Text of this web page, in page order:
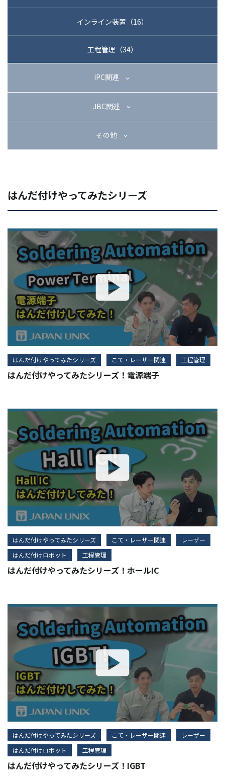
インライン装置（16）
工程管理（34）
IPC関連
JBC関連
その他
はんだ付けやってみたシリーズ
はんだ付けやってみたシリーズ こて・レーザー関連 工程管理
はんだ付けやってみたシリーズ！電源端子
はんだ付けやってみたシリーズ こて・レーザー関連
レーザー
はんだ付けロボット
工程管理
はんだ付けやってみたシリーズ！ホールIC
はんだ付けやってみたシリーズ こて・レーザー関連
レーザー
はんだ付けロボット
工程管理
はんだ付けやってみたシリーズ！IGBT